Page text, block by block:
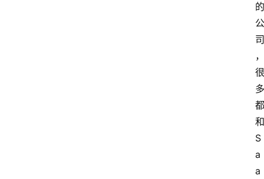
的
公
司
，
很
多
都
和
S
a
a